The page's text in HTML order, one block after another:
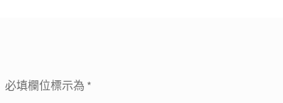
必填欄位標示為 *